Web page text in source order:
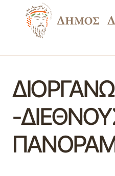
-